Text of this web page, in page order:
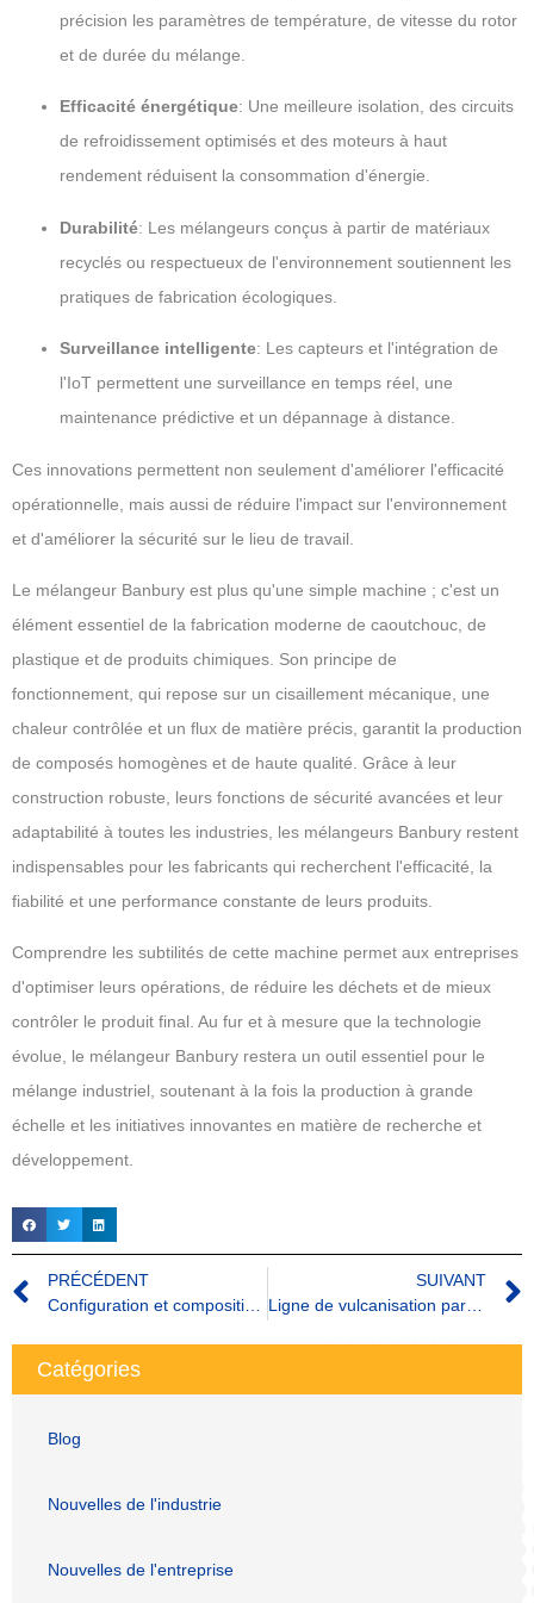
Catégories
Blog
Nouvelles de l'industrie
Nouvelles de l'entreprise
précision les paramètres de température, de vitesse du rotor
et de durée du mélange.
Efficacité énergétique: Une meilleure isolation, des circuits
de refroidissement optimisés et des moteurs à haut
rendement réduisent la consommation d'énergie.
Durabilité: Les mélangeurs conçus à partir de matériaux
recyclés ou respectueux de l'environnement soutiennent les
pratiques de fabrication écologiques.
Surveillance intelligente: Les capteurs et l'intégration de
l'IoT permettent une surveillance en temps réel, une
maintenance prédictive et un dépannage à distance.
Ces innovations permettent non seulement d'améliorer l'efficacité
opérationnelle, mais aussi de réduire l'impact sur l'environnement
et d'améliorer la sécurité sur le lieu de travail.
Le mélangeur Banbury est plus qu'une simple machine ; c'est un
élément essentiel de la fabrication moderne de caoutchouc, de
plastique et de produits chimiques. Son principe de
fonctionnement, qui repose sur un cisaillement mécanique, une
chaleur contrôlée et un flux de matière précis, garantit la production
de composés homogènes et de haute qualité. Grâce à leur
construction robuste, leurs fonctions de sécurité avancées et leur
adaptabilité à toutes les industries, les mélangeurs Banbury restent
indispensables pour les fabricants qui recherchent l'efficacité, la
fiabilité et une performance constante de leurs produits.
Comprendre les subtilités de cette machine permet aux entreprises
d'optimiser leurs opérations, de réduire les déchets et de mieux
contrôler le produit final. Au fur et à mesure que la technologie
évolue, le mélangeur Banbury restera un outil essentiel pour le
mélange industriel, soutenant à la fois la production à grande
échelle et les initiatives innovantes en matière de recherche et
développement.
PRÉCÉDENT
Configuration et composition de la ligne d'extrusion
SUIVANT
Ligne de vulcanisation par micro-ondes Composition et fonction